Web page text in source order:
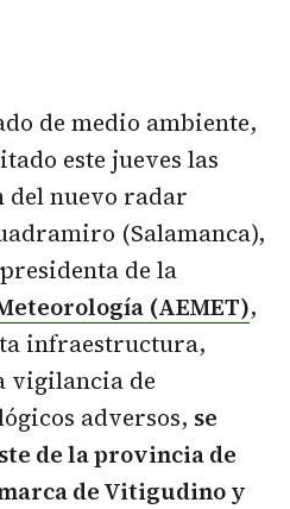
de medio ambiente,
este jueves las
del nuevo radar
(Salamanca),
de la
(AEMET),
infraestructura,
vigilancia de
adversos, se
de la provincia de
de Vitigudino y